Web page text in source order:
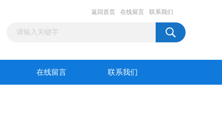
返回首页 在线留言 联系我们
在线留言 联系我们